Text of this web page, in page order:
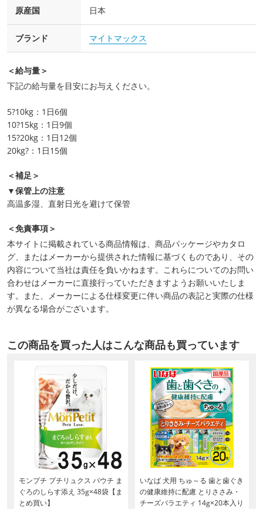
原産国 日本
ブランド マイトマックス
＜給与量＞
下記の給与量を目安にお与えください。
5?10kg：1日6個
10?15kg：1日9個
15?20kg：1日12個
20kg?：1日15個
＜補足＞
▼保管上の注意
高温多湿、直射日光を避けて保管
＜免責事項＞
本サイトに掲載されている商品情報は、商品パッケージやカタロ
グ、またはメーカーから提供された情報に基づくものであり、その
内容について当社は責任を負いかねます。これらについてのお問い
合わせはメーカーに直接行っていただきますようお願いいたしま
す。また、メーカーによる仕様変更に伴い商品の表記と実際の仕様
が異なる場合がございます。
この商品を買った人はこんな商品も買っています
モンプチ プチリュクス パウチ ま
ぐろのしらす添え 35g×48袋【ま
とめ買い】
いなば 犬用 ちゅ～る 歯と歯ぐき
の健康維持に配慮 とりささみ・
チーズバラエティ 14g×20本入り